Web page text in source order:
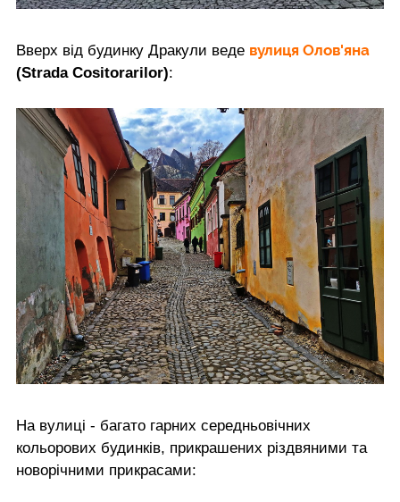
Вверх від будинку Дракули веде вулиця Олов'яна
(Strada Cositorarilor):
На вулиці - багато гарних середньовічних
кольорових будинків, прикрашених різдвяними та
новорічними прикрасами: